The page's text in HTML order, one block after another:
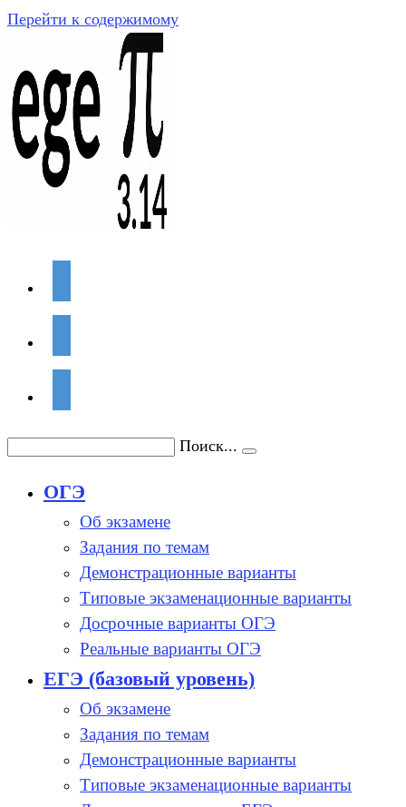
Перейти к содержимому
Поиск...
ОГЭ
Об экзамене
Задания по темам
Демонстрационные варианты
Типовые экзаменационные варианты
Досрочные варианты ОГЭ
Реальные варианты ОГЭ
ЕГЭ (базовый уровень)
Об экзамене
Задания по темам
Демонстрационные варианты
Типовые экзаменационные варианты